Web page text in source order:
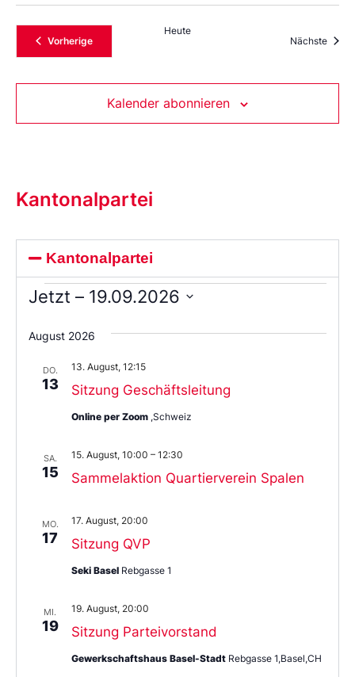
VorherigeVeranstaltungen
Heute
Nächste
Kalender abonnieren
Kantonalpartei
Kantonalpartei
Jetzt – 19.09.2026
Sie
das
aus.
August 2026
DO.
13 Sitzung Geschäftsleitung
13. August, 12:15
Online per Zoom ,Schweiz
SA.
15 Sammelaktion Quartierverein Spalen
15. August, 10:00 – 12:30
MO.
17 Sitzung QVP
17. August, 20:00
Seki Basel Rebgasse 1
MI.
19 Sitzung Parteivorstand
19. August, 20:00
Gewerkschaftshaus Basel-Stadt Rebgasse 1,Basel,CH